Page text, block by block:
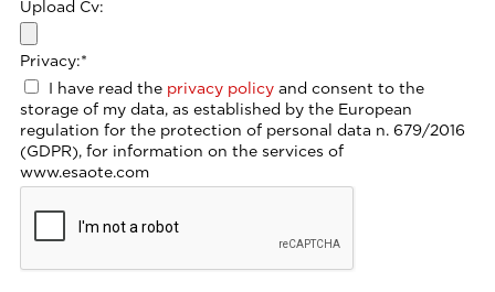
Upload Cv:
Privacy:*
I have read the privacy policy and consent to the
storage of my data, as established by the European
regulation for the protection of personal data n. 679/2016
(GDPR), for information on the services of
www.esaote.com